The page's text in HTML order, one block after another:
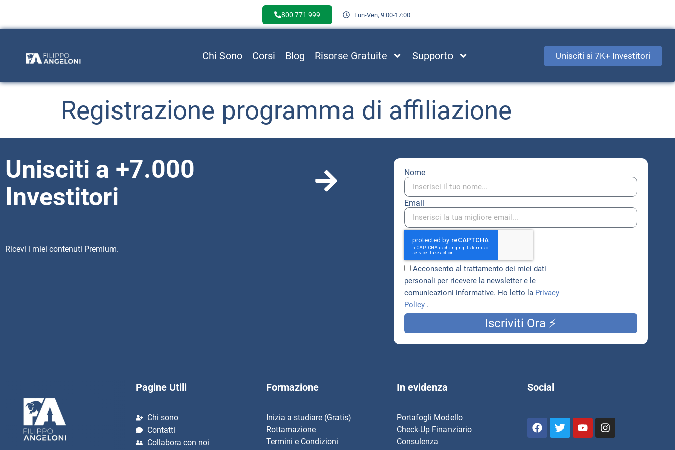
800 771 999 Lun-Ven, 9:00-17:00
Chi Sono Corsi Blog Risorse Gratuite Supporto Unisciti ai 7K+ Investitori
Registrazione programma di affiliazione
Unisciti a +7.000
Investitori
Ricevi i miei contenuti Premium.
Nome
Email
Acconsento al trattamento dei miei dati
personali per ricevere la newsletter e le
comunicazioni informative. Ho letto la Privacy
Policy .
Iscriviti Ora ⚡
Pagine Utili
Chi sono
Contatti
Collabora con noi
Formazione
Inizia a studiare (Gratis)
Rottamazione
Termini e Condizioni
In evidenza
Portafogli Modello
Check-Up Finanziario
Consulenza
Social